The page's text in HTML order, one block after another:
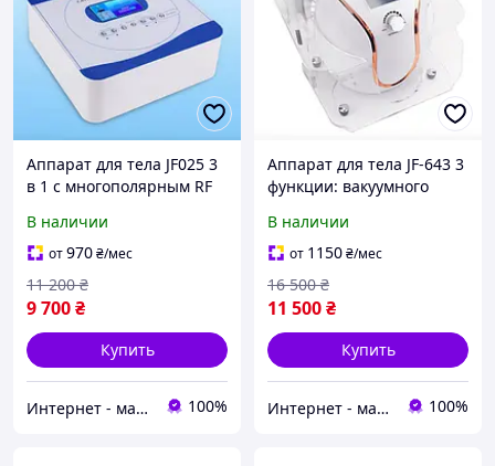
Аппарат для тела JF025 3
в 1 с многополярным RF
В наличии
от970₴/мес
9 700₴
11 200 ₴
Купить
Интернет - магазин "SUPER LADY" Косметологические аппараты и средства омоложения 100%
Аппарат для тела JF-643 3
функции: вакуумного
лифтинга
В наличии
от 1150₴/мес
11 500₴
16 500 ₴
Купить
Интернет - магазин "SUPER LADY" Косметологические аппараты и средства омоложения 100%